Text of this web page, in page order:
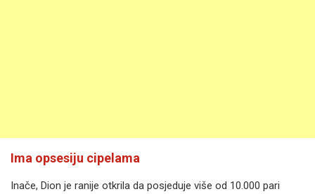
Ima opsesiju cipelama
Inače, Dion je ranije otkrila da posjeduje više od 10.000 pari